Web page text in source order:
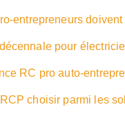
entrepreneurs
pour
RC pro auto-
choisir parmi les